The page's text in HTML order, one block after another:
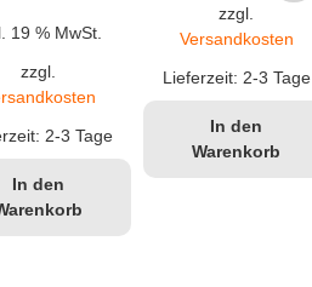
19 % MwSt.
zzgl.
2-3 Tage
In den
zzgl.
Versandkosten
Lieferzeit: 2-3 Tage
In den
Warenkorb